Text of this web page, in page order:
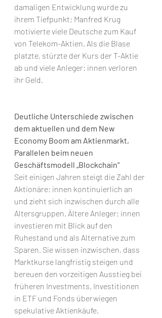
damaligen Entwicklung wurde zu
ihrem Tiefpunkt: Manfred Krug
motivierte viele Deutsche zum Kauf
von Telekom-Aktien. Als die Blase
platzte, stürzte der Kurs der T-Aktie
ab und viele Anleger: innen verloren
ihr Geld.
Deutliche Unterschiede zwischen
dem aktuellen und dem New
Economy Boom am Aktienmarkt,
Parallelen beim neuen
Geschäftsmodell „Blockchain“
Seit einigen Jahren steigt die Zahl der
Aktionäre: innen kontinuierlich an
und zieht sich inzwischen durch alle
Altersgruppen. Ältere Anleger: innen
investieren mit Blick auf den
Ruhestand und als Alternative zum
Sparen. Sie wissen inzwischen, dass
Marktkurse langfristig steigen und
bereuen den vorzeitigen Ausstieg bei
früheren Investments. Investitionen
in ETF und Fonds überwiegen
spekulative Aktienkäufe.